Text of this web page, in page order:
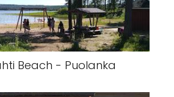
Beach - Puolanka